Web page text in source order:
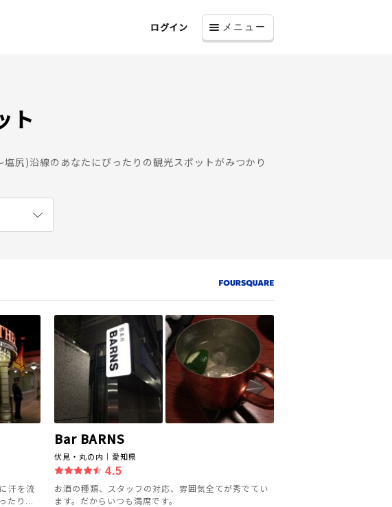
ログイン メニュー
ト
尻)沿線のあなたにぴったりの観光スポットがみつかり
汗を流
たり...
Bar BARNS
伏見・丸の内｜愛知県
4.5
お酒の種類、スタッフの対応、雰囲気全てが秀でてい
ます。だからいつも満席です。